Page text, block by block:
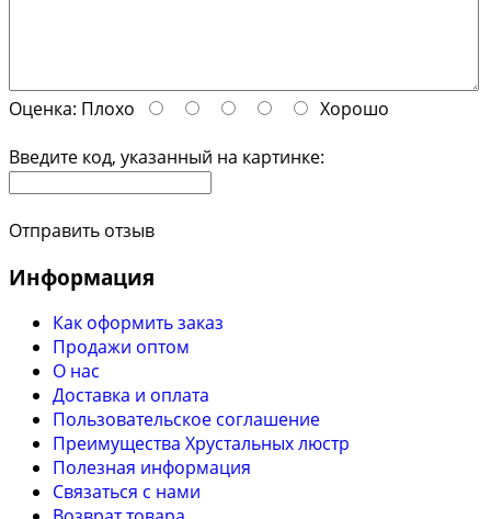
Оценка: Плохо
Хорошо
Введите код, указанный на картинке:
Отправить отзыв
Информация
Как оформить заказ
Продажи оптом
О нас
Доставка и оплата
Пользовательское соглашение
Преимущества Хрустальных люстр
Полезная информация
Связаться с нами